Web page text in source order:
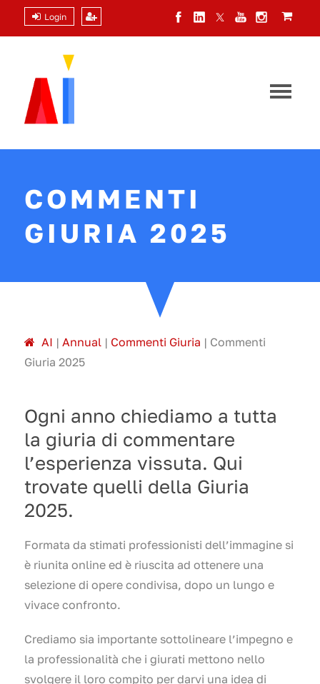
Login
COMMENTI
GIURIA 2025
AI | Annual | Commenti Giuria | Commenti
Giuria 2025
Ogni anno chiediamo a tutta
la giuria di commentare
l’esperienza vissuta. Qui
trovate quelli della Giuria
2025.
Formata da stimati professionisti dell’immagine si
è riunita online ed è riuscita ad ottenere una
selezione di opere condivisa, dopo un lungo e
vivace confronto.
Crediamo sia importante sottolineare l’impegno e
la professionalità che i giurati mettono nello
svolgere il loro compito per darvi una idea di